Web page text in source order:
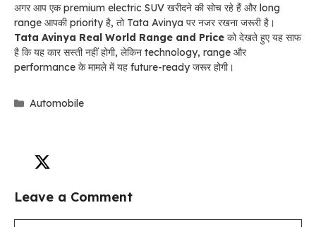
अगर आप एक premium electric SUV खरीदने की सोच रहे हैं और long
range आपकी priority है, तो Tata Avinya पर नजर रखना जरूरी है।
Tata Avinya Real World Range and Price को देखते हुए यह साफ
है कि यह कार सस्ती नहीं होगी, लेकिन technology, range और
performance के मामले में यह future-ready जरूर होगी।
Categories
Automobile
Leave a Comment